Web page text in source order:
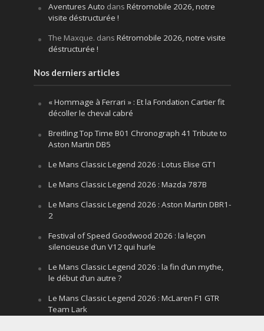
Aventures Auto dans Rétromobile 2026, notre
visite déstructurée !
The Maxque. dans Rétromobile 2026, notre visite
déstructurée !
Nos derniers articles
« Hommage à Ferrari » : Et la Fondation Cartier fit
décoller le cheval cabré
Breitling Top Time B01 Chronograph 41 Tribute to
Aston Martin DB5
Le Mans Classic Legend 2026 : Lotus Elise GT1
Le Mans Classic Legend 2026 : Mazda 787B
Le Mans Classic Legend 2026 : Aston Martin DBR1-
2
Festival of Speed Goodwood 2026 : la leçon
silencieuse d’un V12 qui hurle
Le Mans Classic Legend 2026 : la fin d’un mythe,
le début d’un autre ?
Le Mans Classic Legend 2026 : McLaren F1 GTR
Team Lark